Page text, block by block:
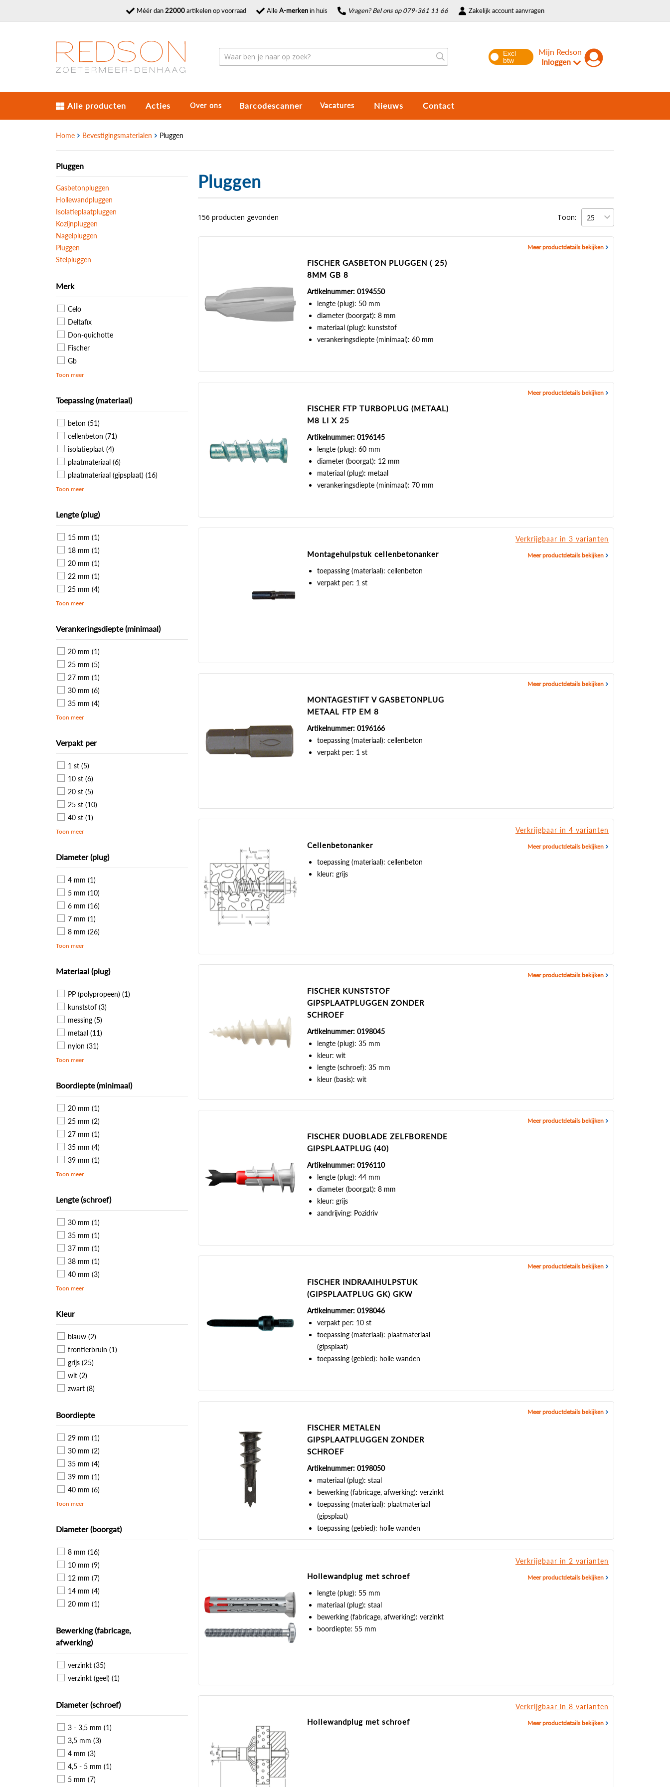
Méér dan22000artikelen op voorraad AlleA-merkenin huis Vragen? Bel ons op 079-361 11 66 Zakelijk account aanvragen
Mijn Redson
Inloggen
Alle producten Acties Over ons Barcodescanner Vacatures Nieuws Contact
Home Bevestigingsmaterialen Pluggen
Pluggen
Gasbetonpluggen
Hollewandpluggen
Isolatieplaatpluggen
Kozijnpluggen
Nagelpluggen
Pluggen
Stelpluggen
Merk
Celo
Deltafix
Don-quichotte
Fischer
Gb
Toon meer
Toepassing (materiaal)
beton (51)
cellenbeton (71)
isolatieplaat (4)
plaatmateriaal (6)
plaatmateriaal (gipsplaat) (16)
Toon meer
Lengte (plug)
15 mm (1)
18 mm (1)
20 mm (1)
22 mm (1)
25 mm (4)
Toon meer
Verankeringsdiepte (minimaal)
20 mm (1)
25 mm (5)
27 mm (1)
30 mm (6)
35 mm (4)
Toon meer
Verpakt per
1 st (5)
10 st (6)
20 st (5)
25 st (10)
40 st (1)
Toon meer
Diameter (plug)
4 mm (1)
5 mm (10)
6 mm (16)
7 mm (1)
8 mm (26)
Toon meer
Materiaal (plug)
PP (polypropeen) (1)
kunststof (3)
messing (5)
metaal (11)
nylon (31)
Toon meer
Boordiepte (minimaal)
20 mm (1)
25 mm (2)
27 mm (1)
35 mm (4)
39 mm (1)
Toon meer
Lengte (schroef)
30 mm (1)
35 mm (1)
37 mm (1)
38 mm (1)
40 mm (3)
Toon meer
Kleur
blauw (2)
frontierbruin (1)
grijs (25)
wit (2)
zwart (8)
Boordiepte
29 mm (1)
30 mm (2)
35 mm (4)
39 mm (1)
40 mm (6)
Toon meer
Diameter (boorgat)
8 mm (16)
10 mm (9)
12 mm (7)
14 mm (4)
20 mm (1)
Bewerking (fabricage,
afwerking)
verzinkt (35)
verzinkt (geel) (1)
Diameter (schroef)
3 - 3,5 mm (1)
3,5 mm (3)
4 mm (3)
4,5 - 5 mm (1)
5 mm (7)
Pluggen
156 producten gevonden Toon:
FISCHER GASBETON PLUGGEN ( 25)
8MM GB 8
Artikelnummer: 0194550
lengte (plug): 50 mm
diameter (boorgat): 8 mm
materiaal (plug): kunststof
verankeringsdiepte (minimaal): 60 mm
Meer productdetails bekijken
FISCHER FTP TURBOPLUG (METAAL)
M8 LI X 25
Artikelnummer: 0196145
lengte (plug): 60 mm
diameter (boorgat): 12 mm
materiaal (plug): metaal
verankeringsdiepte (minimaal): 70 mm
Meer productdetails bekijken
Montagehulpstuk cellenbetonanker
toepassing (materiaal): cellenbeton
verpakt per: 1 st
Verkrijgbaar in 3 varianten
Meer productdetails bekijken
MONTAGESTIFT V GASBETONPLUG
METAAL FTP EM 8
Artikelnummer: 0196166
toepassing (materiaal): cellenbeton
verpakt per: 1 st
Meer productdetails bekijken
Cellenbetonanker
toepassing (materiaal): cellenbeton
kleur: grijs
Verkrijgbaar in 4 varianten
Meer productdetails bekijken
FISCHER KUNSTSTOF
GIPSPLAATPLUGGEN ZONDER
SCHROEF
Artikelnummer: 0198045
lengte (plug): 35 mm
kleur: wit
lengte (schroef): 35 mm
kleur (basis): wit
Meer productdetails bekijken
FISCHER DUOBLADE ZELFBORENDE
GIPSPLAATPLUG (40)
Artikelnummer: 0196110
lengte (plug): 44 mm
diameter (boorgat): 8 mm
kleur: grijs
aandrijving: Pozidriv
Meer productdetails bekijken
FISCHER INDRAAIHULPSTUK
(GIPSPLAATPLUG GK) GKW
Artikelnummer: 0198046
verpakt per: 10 st
toepassing (materiaal): plaatmateriaal
(gipsplaat)
toepassing (gebied): holle wanden
Meer productdetails bekijken
FISCHER METALEN
GIPSPLAATPLUGGEN ZONDER
SCHROEF
Artikelnummer: 0198050
materiaal (plug): staal
bewerking (fabricage, afwerking): verzinkt
toepassing (materiaal): plaatmateriaal
(gipsplaat)
toepassing (gebied): holle wanden
Meer productdetails bekijken
Hollewandplug met schroef
lengte (plug): 55 mm
materiaal (plug): staal
bewerking (fabricage, afwerking): verzinkt
boordiepte: 55 mm
Verkrijgbaar in 2 varianten
Meer productdetails bekijken
Hollewandplug met schroef
Verkrijgbaar in 8 varianten
Meer productdetails bekijken